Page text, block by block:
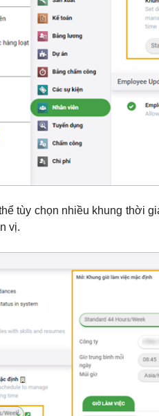
tùy chọn nhiều khung thời
vị.